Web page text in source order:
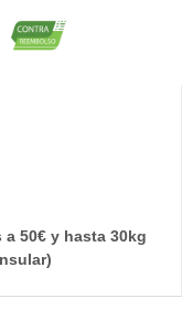
50€ y hasta 30kg